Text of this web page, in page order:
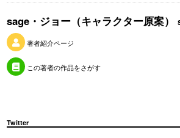
sage・ジョー（キャラクター原案）
著者紹介ページ
この著者の作品をさがす
Twitter